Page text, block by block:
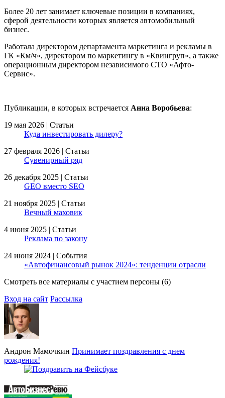
Более 20 лет занимает ключевые позиции в компаниях,
сферой деятельности которых является автомобильный
бизнес.
Работала директором департамента маркетинга и рекламы в
ГК «Км/ч», директором по маркетингу в «Квингруп», а также
операционным директором независимого СТО «Афто-
Сервис».
Публикации, в которых встречается Анна Воробьева:
19 мая 2026 | Статьи
Куда инвестировать дилеру?
27 февраля 2026 | Статьи
Сувенирный ряд
26 декабря 2025 | Статьи
GEO вместо SEO
21 ноября 2025 | Статьи
Вечный маховик
4 июня 2025 | Статьи
Реклама по закону
24 июня 2024 | События
«Автофинансовый рынок 2024»: тенденции отрасли
Смотреть все материалы с участием персоны (6)
Вход на сайт Рассылка
Андрон Мамочкин Принимает поздравления с днем
рождения!